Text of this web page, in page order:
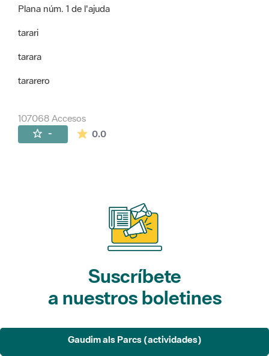
Plana núm. 1 de l'ajuda
tarari
tarara
tararero
107068 Accesos
- 0.0La valoración media es de 0 estrellas de
Suscríbete
a nuestros boletines
Gaudim als Parcs (actividades)